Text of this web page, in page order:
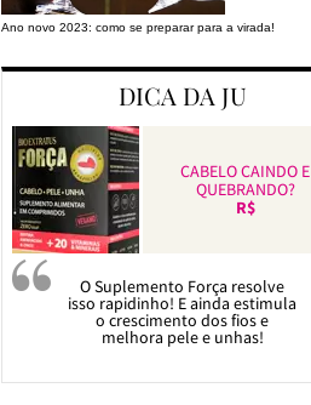
Ano novo 2023: como se preparar para a virada!
DICA DA JU
CABELO CAINDO E
QUEBRANDO?
R$
O Suplemento Força resolve
isso rapidinho! E ainda estimula
o crescimento dos fios e
melhora pele e unhas!